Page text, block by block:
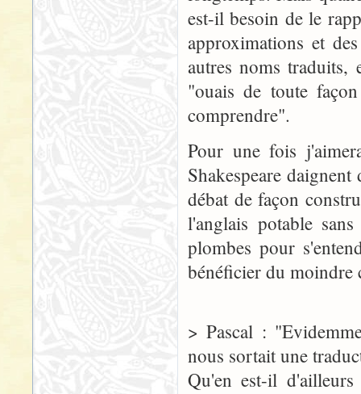
est-il besoin de le
approximations et
autres noms traduits,
"ouais de toute
comprendre".
Pour une fois
Shakespeare
débat de façon
l'anglais potable
plombes pour
bénéficier du moindre
> Pascal :
nous sortait une
Qu'en est-il